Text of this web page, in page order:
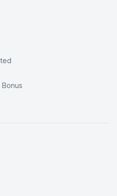
Bonus